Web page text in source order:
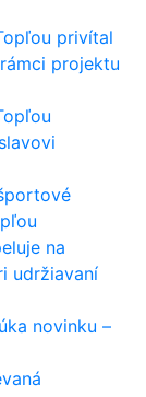
privítal
projektu
na
udržiavaní
novinku –